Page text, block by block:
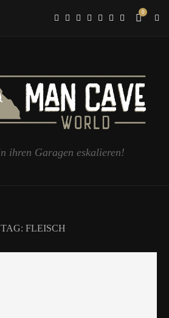
0
ihren Garagen eskalieren!
TAG: FLEISCH